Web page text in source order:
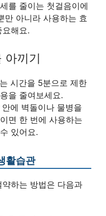
를 줄이는 첫걸음이에
만 아니라 사용하는 효
요해요.
아끼기
시간을 5분으로 제한
을 줄여보세요.
에 벽돌이나 물병을
면 한 번에 사용하는
있어요.
활습관
하는 방법은 다음과